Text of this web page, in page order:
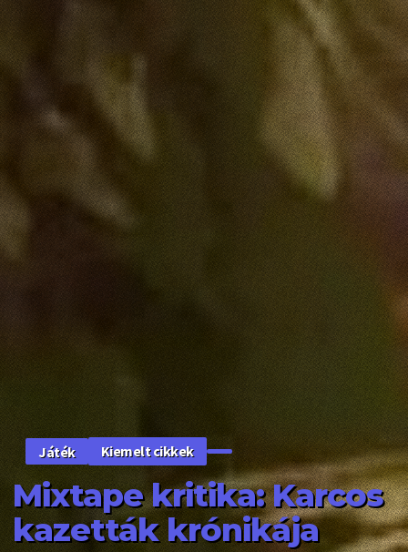
Játék Kiemelt cikkek
Mixtape kritika: Karcos
kazetták krónikája